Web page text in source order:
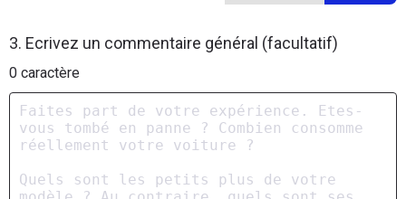
3. Ecrivez un commentaire général (facultatif)
0 caractère